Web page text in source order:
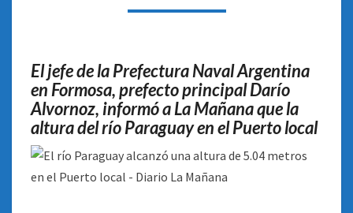
PUERTO
LOCAL
El jefe de la Prefectura Naval Argentina
en Formosa, prefecto principal Darío
Alvornoz, informó a La Mañana que la
altura del río Paraguay en el Puerto local